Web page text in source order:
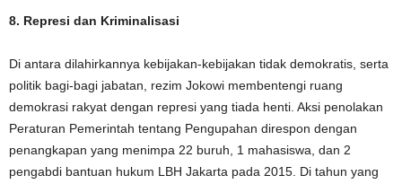
8. Represi dan Kriminalisasi
Di antara dilahirkannya kebijakan-kebijakan tidak demokratis, serta
politik bagi-bagi jabatan, rezim Jokowi membentengi ruang
demokrasi rakyat dengan represi yang tiada henti. Aksi penolakan
Peraturan Pemerintah tentang Pengupahan direspon dengan
penangkapan yang menimpa 22 buruh, 1 mahasiswa, dan 2
pengabdi bantuan hukum LBH Jakarta pada 2015. Di tahun yang